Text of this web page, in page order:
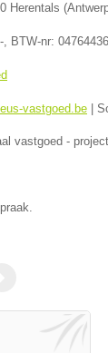
Herentals (
-, BTW-nr:
vastgoed.be
vastgoed -